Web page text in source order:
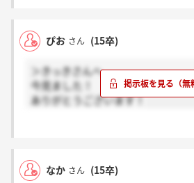
ぴお さん (15卒)
＞きっきさんへ
今見ました！
ありがとうございます！
なか さん (15卒)